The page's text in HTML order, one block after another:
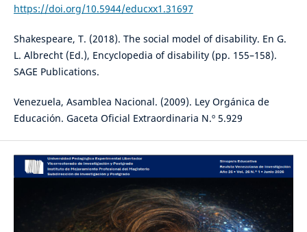
https://doi.org/10.5944/educxx1.31697
Shakespeare, T. (2018). The social model of disability. En G.
L. Albrecht (Ed.), Encyclopedia of disability (pp. 155–158).
SAGE Publications.
Venezuela, Asamblea Nacional. (2009). Ley Orgánica de
Educación. Gaceta Oficial Extraordinaria N.º 5.929